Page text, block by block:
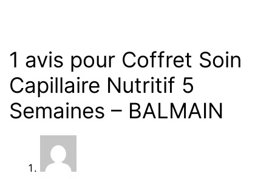
1 avis pour Coffret Soin
Capillaire Nutritif 5
Semaines – BALMAIN